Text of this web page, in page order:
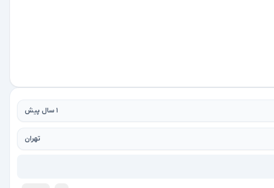
1 سال پیش
تهران